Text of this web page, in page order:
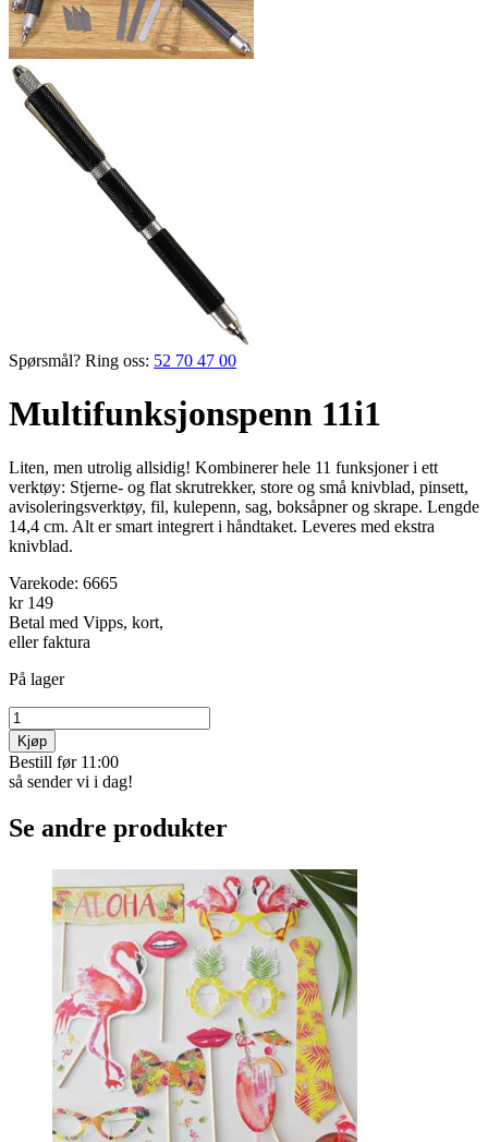
Spørsmål? Ring oss: 52 70 47 00
Multifunksjonspenn 11i1
Liten, men utrolig allsidig! Kombinerer hele 11 funksjoner i ett
verktøy: Stjerne- og flat skrutrekker, store og små knivblad, pinsett,
avisoleringsverktøy, fil, kulepenn, sag, boks­åpner og skrape. Lengde
14,4 cm. Alt er smart integrert i håndtaket. Leveres med ekstra
knivblad.
Varekode: 6665
kr 149
Betal med Vipps, kort,
eller faktura
På lager
Kjøp
Bestill før 11:00
så sender vi i dag!
Se andre produkter